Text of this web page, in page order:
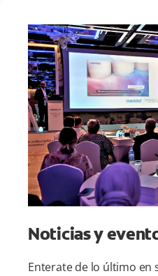
Noticias y
Enterate de lo último en